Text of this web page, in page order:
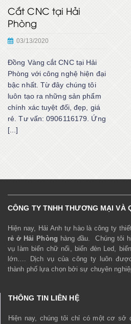
Cắt CNC tại Hải
Phòng
03/13/2020
Đồng Vàng cắt CNC tại Hải
Phòng với công nghệ hiện đại
bậc nhất. Từ đây chúng tôi
luôn tạo ra những sản phẩm
chính xác tuyệt đối, đẹp, giá
rẻ. Tư vấn: 0906116179. Ứng
[...]
CÔNG TY TNHH THƯƠNG MẠI VÀ
Hiện nay, Hải Anh tự hào là công ty
rẻ ở Hải Phòng hàng đầu. Chúng tôi
vụ làm biển chữ nổi, biển đèn Led,
lớn…. Dịch vụ của công ty luôn
thành phố lựa chọn bởi sự chuyên
THÔNG TIN LIÊN HỆ
Hiện nay, chúng tôi chỉ có một cơ sở